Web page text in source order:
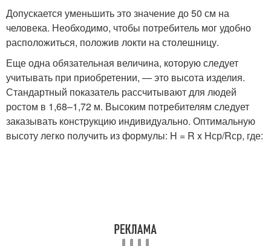
Допускается уменьшить это значение до 50 см на
человека. Необходимо, чтобы потребитель мог удобно
расположиться, положив локти на столешницу.
Еще одна обязательная величина, которую следует
учитывать при приобретении, — это высота изделия.
Стандартный показатель рассчитывают для людей
ростом в 1,68–1,72 м. Высоким потребителям следует
заказывать конструкцию индивидуально. Оптимальную
высоту легко получить из формулы: H = R x Hср/Rср, где: